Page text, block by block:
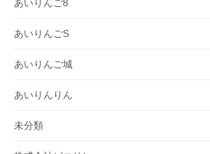
あいりんご8
あいりんごS
あいりんご城
あいりんりん
未分類